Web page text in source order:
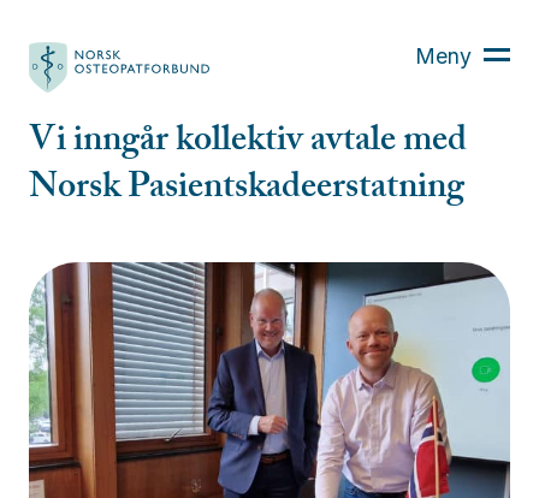
Finn din osteopat
Osteopaten
Kurs
Om oss
Bli medlem
For medlemmer
Meny
Vi inngår kollektiv avtale med
Norsk Pasientskadeerstatning